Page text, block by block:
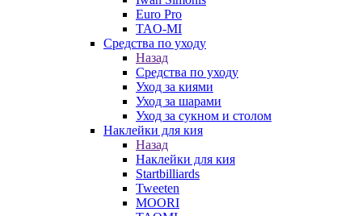
Euro Pro
TAO-MI
Средства по уходу
Назад
Средства по уходу
Уход за киями
Уход за шарами
Уход за сукном и столом
Наклейки для кия
Назад
Наклейки для кия
Startbilliards
Tweeten
MOORI